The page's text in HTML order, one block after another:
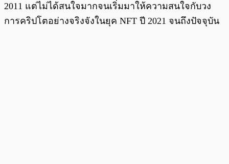
2011 แต่ไม่ได้สนใจมากจนเริ่มมาให้ความสนใจกับวง
การคริปโตอย่างจริงจังในยุค NFT ปี 2021 จนถึงปัจจุบัน